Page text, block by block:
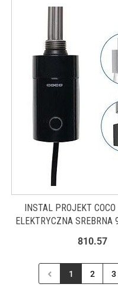
INSTAL PROJEKT
ELEKTRYCZNA SREBRNA
810.57
1 2 3